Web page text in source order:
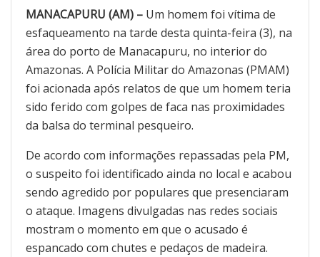
MANACAPURU (AM) – Um homem foi vítima de
esfaqueamento na tarde desta quinta-feira (3), na
área do porto de Manacapuru, no interior do
Amazonas. A Polícia Militar do Amazonas (PMAM)
foi acionada após relatos de que um homem teria
sido ferido com golpes de faca nas proximidades
da balsa do terminal pesqueiro.
De acordo com informações repassadas pela PM,
o suspeito foi identificado ainda no local e acabou
sendo agredido por populares que presenciaram
o ataque. Imagens divulgadas nas redes sociais
mostram o momento em que o acusado é
espancado com chutes e pedaços de madeira.